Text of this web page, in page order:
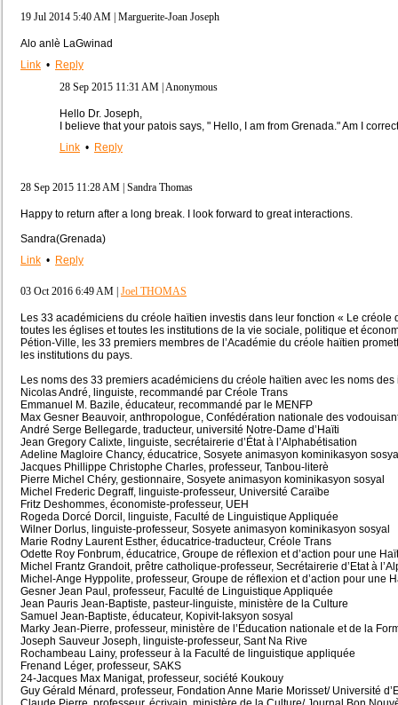
19 Jul 2014 5:40 AM | Marguerite-Joan Joseph
Alo anlè LaGwinad
Link • Reply
28 Sep 2015 11:31 AM| Anonymous
Hello Dr. Joseph,
I believe that your patois says, " Hello, I am from Grenada." Am I
Link• Reply
28 Sep 2015 11:28 AM | Sandra Thomas
Happy to return after a long break. I look forward to great interactions.
Sandra(Grenada)
Link • Reply
03 Oct 2016 6:49 AM Joel THOMAS
Les 33 académiciens du créole haïtien investis dans leur fonction « Le
toutes les églises et toutes les institutions de la vie sociale, politique et
Pétion-Ville, les 33 premiers membres de l’Académie du créole haïtien
les institutions du pays.
Les noms des 33 premiers académiciens du créole haïtien avec les noms
Nicolas André, linguiste, recommandé par Créole Trans
Emmanuel M. Bazile, éducateur, recommandé par le MENFP
Max Gesner Beauvoir, anthropologue, Confédération nationale des
André Serge Bellegarde, traducteur, université Notre-Dame d’Haïti
Jean Gregory Calixte, linguiste, secrétairerie d’État à l’Alphabétisation
Adeline Magloire Chancy, éducatrice, Sosyete animasyon kominikasyon
Jacques Phillippe Christophe Charles, professeur, Tanbou-literè
Pierre Michel Chéry, gestionnaire, Sosyete animasyon kominikasyon sosyal
Michel Frederic Degraff, linguiste-professeur, Université Caraïbe
Fritz Deshommes, économiste-professeur, UEH
Rogeda Dorcé Dorcil, linguiste, Faculté de Linguistique Appliquée
Wilner Dorlus, linguiste-professeur, Sosyete animasyon kominikasyon sosyal
Marie Rodny Laurent Esther, éducatrice-traducteur, Créole Trans
Odette Roy Fonbrum, éducatrice, Groupe de réflexion et d’action pour une
Michel Frantz Grandoit, prêtre catholique-professeur, Secrétairerie d’Etat à
Michel-Ange Hyppolite, professeur, Groupe de réflexion et d’action pour une
Gesner Jean Paul, professeur, Faculté de Linguistique Appliquée
Jean Pauris Jean-Baptiste, pasteur-linguiste, ministère de la Culture
Samuel Jean-Baptiste, éducateur, Kopivit-laksyon sosyal
Marky Jean-Pierre, professeur, ministère de l’Éducation nationale et de la
Joseph Sauveur Joseph, linguiste-professeur, Sant Na Rive
Rochambeau Lainy, professeur à la Faculté de linguistique appliquée
Frenand Léger, professeur, SAKS
24-Jacques Max Manigat, professeur, société Koukouy
Guy Gérald Ménard, professeur, Fondation Anne Marie Morisset/ Université